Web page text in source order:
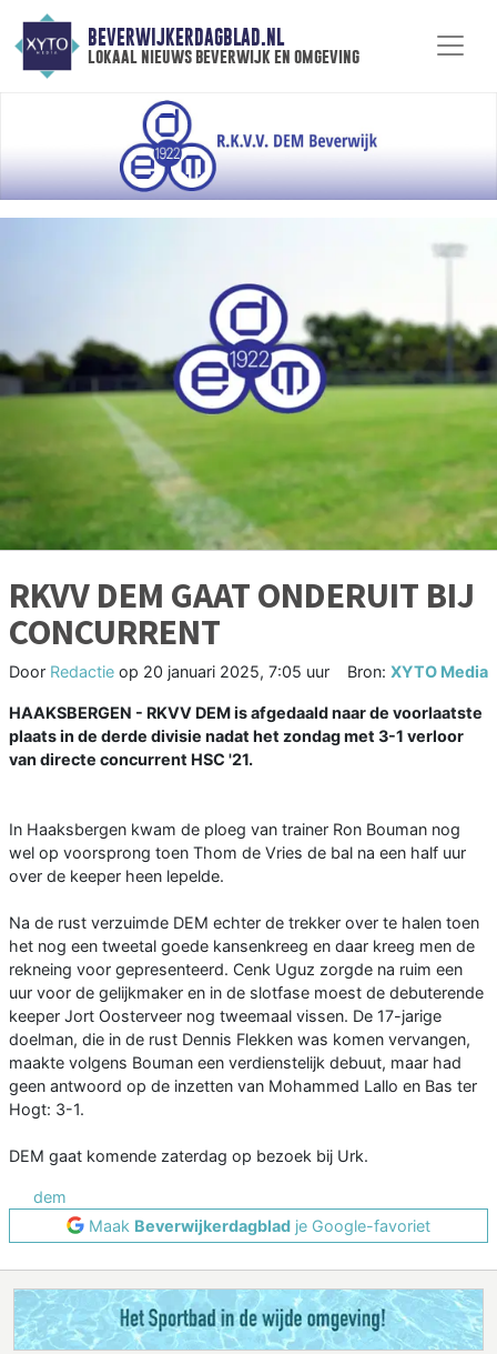
BEVERWIJKERDAGBLAD.NL
lokaal nieuws beverwijk en omgeving
RKVV DEM GAAT ONDERUIT BIJ
CONCURRENT
Door Redactie op 20 januari 2025, 7:05 uur Bron: XYTO Media
HAAKSBERGEN - RKVV DEM is afgedaald naar de voorlaatste
plaats in de derde divisie nadat het zondag met 3-1 verloor
van directe concurrent HSC '21.
In Haaksbergen kwam de ploeg van trainer Ron Bouman nog
wel op voorsprong toen Thom de Vries de bal na een half uur
over de keeper heen lepelde.
Na de rust verzuimde DEM echter de trekker over te halen toen
het nog een tweetal goede kansenkreeg en daar kreeg men de
rekneing voor gepresenteerd. Cenk Uguz zorgde na ruim een
uur voor de gelijkmaker en in de slotfase moest de debuterende
keeper Jort Oosterveer nog tweemaal vissen. De 17-jarige
doelman, die in de rust Dennis Flekken was komen vervangen,
maakte volgens Bouman een verdienstelijk debuut, maar had
geen antwoord op de inzetten van Mohammed Lallo en Bas ter
Hogt: 3-1.
DEM gaat komende zaterdag op bezoek bij Urk.
dem
Maak Beverwijkerdagblad je Google-favoriet